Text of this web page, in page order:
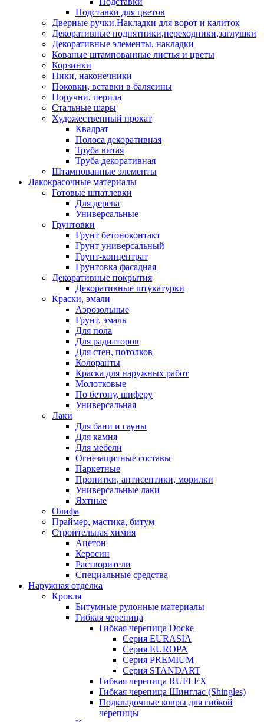
Подставки для цветов
Дверные ручки.Накладки для ворот и калиток
Декоративные подпятники,переходники,заглушки
Декоративные элементы, накладки
Кованые штампованные листья и цветы
Корзинки
Пики, наконечники
Поковки, вставки в балясины
Поручни, перила
Стальные шары
Художественный прокат
Квадрат
Полоса декоративная
Труба витая
Труба декоративная
Штампованные элементы
Лакокрасочные материалы
Готовые шпатлевки
Для дерева
Универсальные
Грунтовки
Грунт бетоноконтакт
Грунт универсальный
Грунт-концентрат
Грунтовка фасадная
Декоративные покрытия
Декоративные штукатурки
Краски, эмали
Аэрозольные
Грунт, эмаль
Для пола
Для радиаторов
Для стен, потолков
Колоранты
Краска для наружных работ
Молотковые
По бетону, шиферу
Универсальная
Лаки
Для бани и сауны
Для камня
Для мебели
Огнезащитные составы
Паркетные
Пропитки, антисептики, морилки
Универсальные лаки
Яхтные
Олифа
Праймер, мастика, битум
Строительная химия
Ацетон
Керосин
Растворители
Специальные средства
Наружная отделка
Кровля
Битумные рулонные материалы
Гибкая черепица
Гибкая черепица Docke
Серия EURASIA
Серия EUROPA
Серия PREMIUM
Серия STANDART
Гибкая черепица RUFLEX
Гибкая черепица Шинглас (Shingles)
Подкладочные ковры для гибкой
черепицы